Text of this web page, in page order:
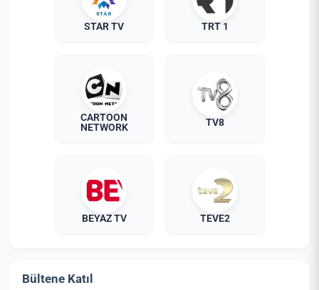
STAR TV TRT 1
CARTOON
NETWORK
TV8
BEYAZ TV TEVE2
Bültene Katıl